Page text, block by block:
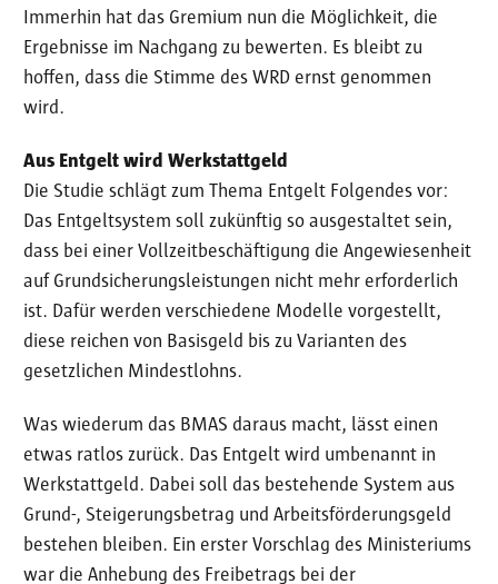
Immerhin hat das Gremium nun die Möglichkeit, die
Ergebnisse im Nachgang zu bewerten. Es bleibt zu
hoffen, dass die Stimme des WRD ernst genommen
wird.
Aus Entgelt wird Werkstattgeld
Die Studie schlägt zum Thema Entgelt Folgendes vor:
Das Entgeltsystem soll zukünftig so ausgestaltet sein,
dass bei einer Vollzeitbeschäftigung die Angewiesenheit
auf Grundsicherungsleistungen nicht mehr erforderlich
ist. Dafür werden verschiedene Modelle vorgestellt,
diese reichen von Basisgeld bis zu Varianten des
gesetzlichen Mindestlohns.
Was wiederum das BMAS daraus macht, lässt einen
etwas ratlos zurück. Das Entgelt wird umbenannt in
Werkstattgeld. Dabei soll das bestehende System aus
Grund-, Steigerungsbetrag und Arbeitsförderungsgeld
bestehen bleiben. Ein erster Vorschlag des Ministeriums
war die Anhebung des Freibetrags bei der